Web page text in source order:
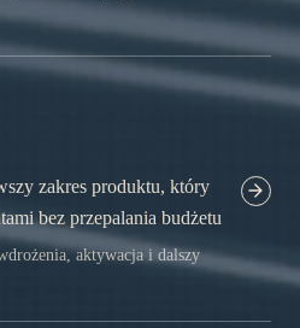
zakres produktu, który
bez przepalania budżetu
aktywacja i dalszy